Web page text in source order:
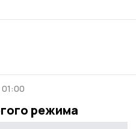
01:00
режима